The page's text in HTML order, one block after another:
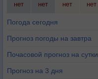
нет нет нет нет
Погода сегодня
Прогноз погоды на завтра
Почасовой прогноз на сутки
Прогноз на 3 дня